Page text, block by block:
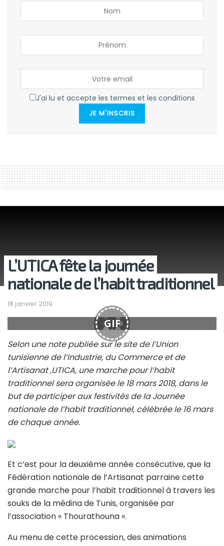
J'ai lu et accepte les termes et les conditions
JE M'INSCRIS
L’UTICA fête la journée
nationale de l’habit traditionnel
18 janvier 2019
GIF
Selon une note publiée sur le site de l’Union
tunisienne de l’Industrie, du Commerce et de
l’Artisanat ,UTICA, une marche pour l’habit
traditionnel sera organisée le 18 mars 2018, dans le
but de participer aux festivités de la Journée
nationale de l’habit traditionnel, célébrée le 16 mars
de chaque année.
Et c’est pour la deuxième année consécutive, que la
Fédération nationale de l’Artisanat parraine cette
grande marche pour l’habit traditionnel à travers les
souks de la médina de Tunis, organisée par
l’association « Thourathouna ».
Au menu de cette procession, des animations